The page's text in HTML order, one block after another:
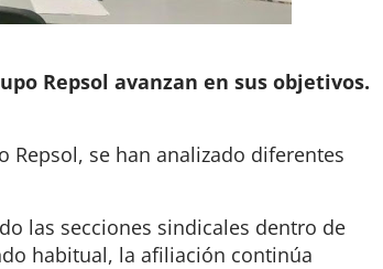
Repsol avanzan en sus objetivos.
Repsol, se han analizado diferentes
las secciones sindicales dentro de
habitual, la afiliación continúa